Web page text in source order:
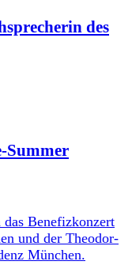
des
Summer